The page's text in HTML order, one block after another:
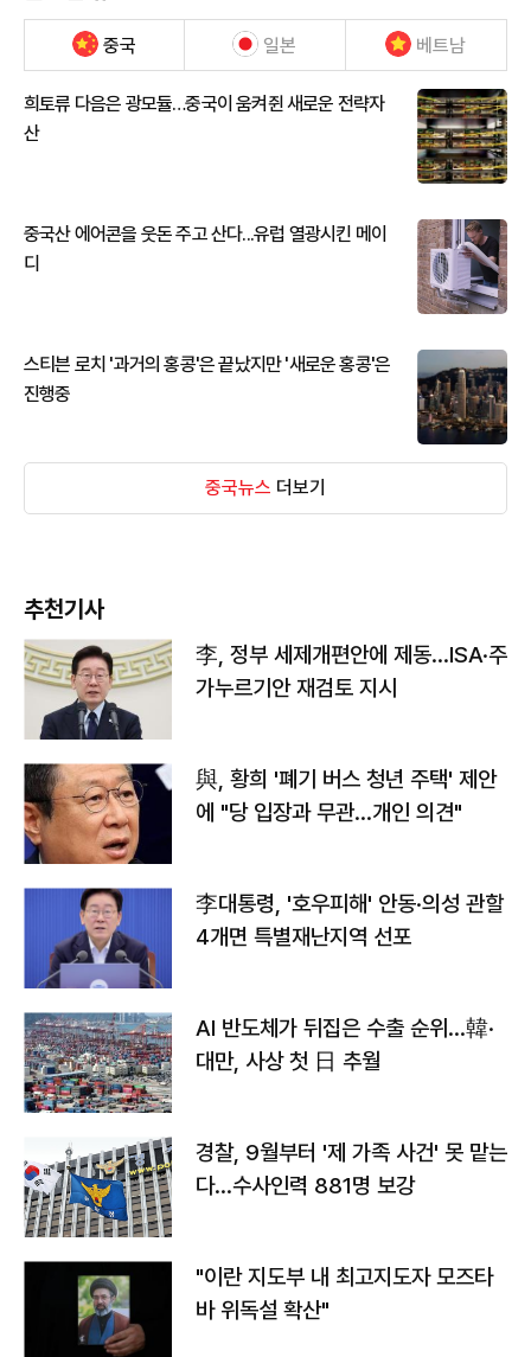
중국 일본 베트남
희토류 다음은 광모듈…중국이 움켜쥔 새로운 전략자
산
중국산 에어콘을 웃돈 주고 산다...유럽 열광시킨 메이
디
스티븐 로치 '과거의 홍콩'은 끝났지만 '새로운 홍콩'은
진행중
중국뉴스 더보기
추천기사
李, 정부 세제개편안에 제동…ISA·주
가누르기안 재검토 지시
與, 황희 '폐기 버스 청년 주택' 제안
에 "당 입장과 무관…개인 의견"
李대통령, '호우피해' 안동·의성 관할
4개면 특별재난지역 선포
AI 반도체가 뒤집은 수출 순위…韓·
대만, 사상 첫 日 추월
경찰, 9월부터 '제 가족 사건' 못 맡는
다…수사인력 881명 보강
"이란 지도부 내 최고지도자 모즈타
바 위독설 확산"